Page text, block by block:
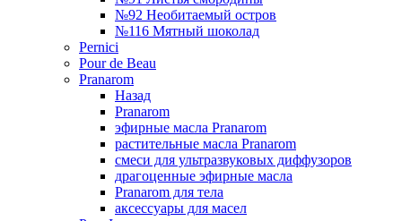
№92 Необитаемый остров
№116 Мятный шоколад
Pernici
Pour de Beau
Pranarom
Назад
Pranarom
эфирные масла Pranarom
растительные масла Pranarom
смеси для ультразвуковых диффузоров
драгоценные эфирные масла
Pranarom для тела
аксессуары для масел